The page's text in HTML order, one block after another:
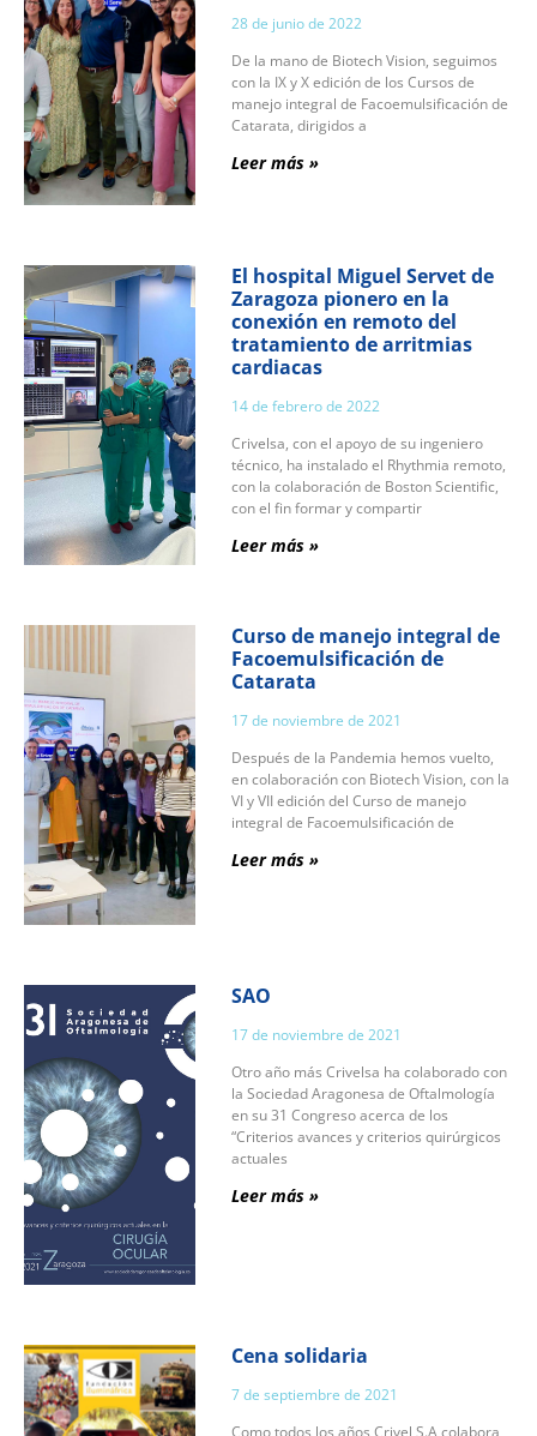
28 de junio de 2022
De la mano de Biotech Vision, seguimos
con la IX y X edición de los Cursos de
manejo integral de Facoemulsificación de
Catarata, dirigidos a
Leer más »
El hospital Miguel Servet de
Zaragoza pionero en la
conexión en remoto del
tratamiento de arritmias
cardiacas
14 de febrero de 2022
Crivelsa, con el apoyo de su ingeniero
técnico, ha instalado el Rhythmia remoto,
con la colaboración de Boston Scientific,
con el fin formar y compartir
Leer más »
Curso de manejo integral de
Facoemulsificación de
Catarata
17 de noviembre de 2021
Después de la Pandemia hemos vuelto,
en colaboración con Biotech Vision, con la
VI y VII edición del Curso de manejo
integral de Facoemulsificación de
Leer más »
SAO
17 de noviembre de 2021
Otro año más Crivelsa ha colaborado con
la Sociedad Aragonesa de Oftalmología
en su 31 Congreso acerca de los
“Criterios avances y criterios quirúrgicos
actuales
Leer más »
Cena solidaria
7 de septiembre de 2021
Como todos los años Crivel,S.A colabora